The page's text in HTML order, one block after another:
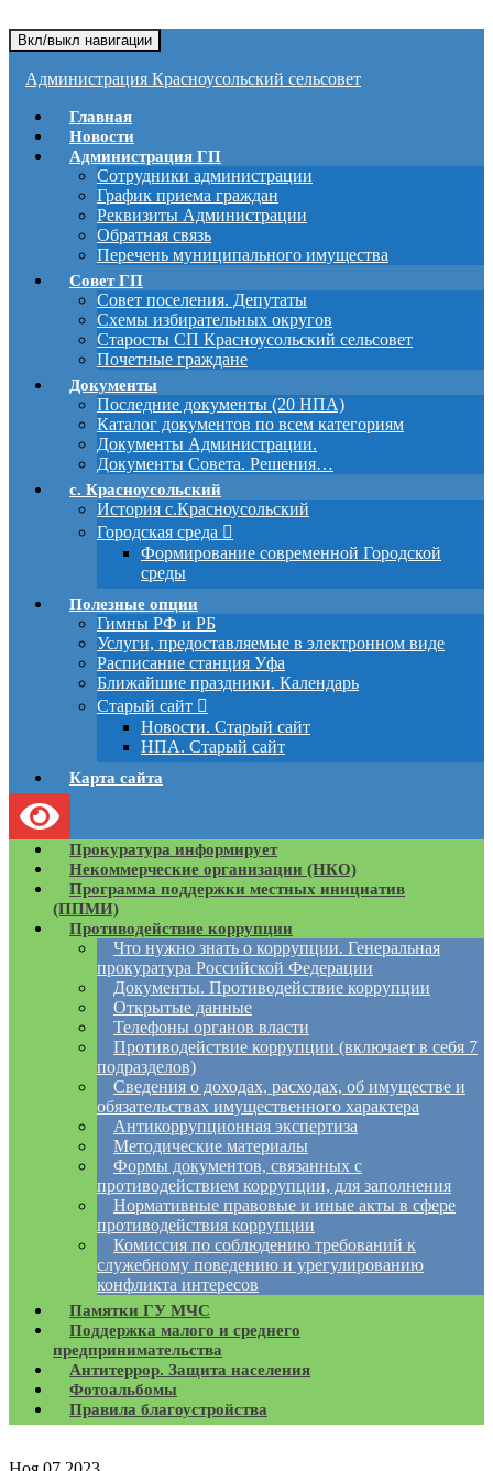
Вкл/выкл навигации
Администрация Красноусольский сельсовет
Главная
Новости
Администрация ГП
Сотрудники администрации
График приема граждан
Реквизиты Администрации
Обратная связь
Перечень муниципального имущества
Совет ГП
Совет поселения. Депутаты
Схемы избирательных округов
Старосты СП Красноусольский сельсовет
Почетные граждане
Документы
Последние документы (20 НПА)
Каталог документов по всем категориям
Документы Администрации.
Документы Совета. Решения…
с. Красноусольский
История с.Красноусольский
Городская среда
Формирование современной Городской
среды
Полезные опции
Гимны РФ и РБ
Услуги, предоставляемые в электронном виде
Расписание станция Уфа
Ближайшие праздники. Календарь
Старый сайт
Новости. Старый сайт
НПА. Старый сайт
Карта сайта
Прокуратура информирует
Некоммерческие организации (НКО)
Программа поддержки местных инициатив
(ППМИ)
Противодействие коррупции
Что нужно знать о коррупции. Генеральная
прокуратура Российской Федерации
Документы. Противодействие коррупции
Открытые данные
Телефоны органов власти
Противодействие коррупции (включает в себя 7
подразделов)
Сведения о доходах, расходах, об имуществе и
обязательствах имущественного характера
Антикоррупционная экспертиза
Методические материалы
Формы документов, связанных с
противодействием коррупции, для заполнения
Нормативные правовые и иные акты в сфере
противодействия коррупции
Комиссия по соблюдению требований к
служебному поведению и урегулированию
конфликта интересов
Памятки ГУ МЧС
Поддержка малого и среднего
предпринимательства
Антитеррор. Защита населения
Фотоальбомы
Правила благоустройства